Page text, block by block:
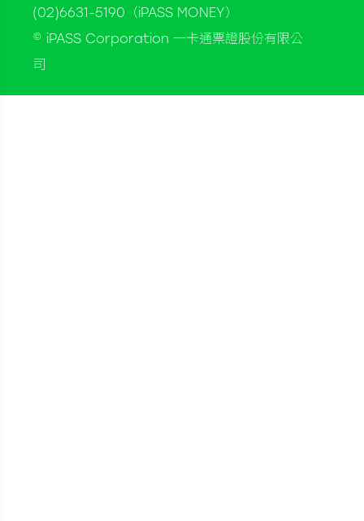
(02)6631-5190（iPASS MONEY）
© iPASS Corporation 一卡通票證股份有限公
司